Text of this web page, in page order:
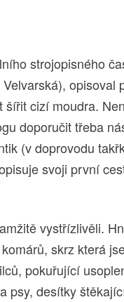
strojopisného
opisoval
cizí moudra.
doporučit třeba
(v doprovodu
svoji první
vystřízlivěli.
skrz která
pokuřující
psy, desítky